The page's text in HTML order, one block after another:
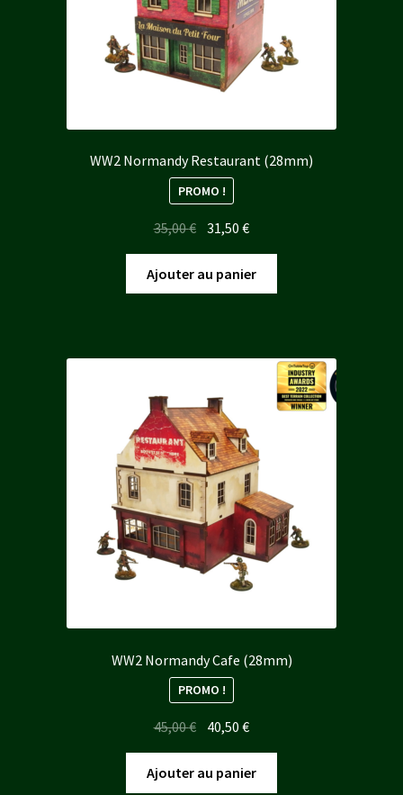
WW2 Normandy Restaurant (28mm)
PROMO !
35,00€ Le
initial
était :
31,50€Le
actuel
est :
Ajouter au panier
WW2 Normandy Cafe (28mm)
PROMO !
45,00€ Le
prix
initial
40,50€Le
prix
actuel
Ajouter au panier